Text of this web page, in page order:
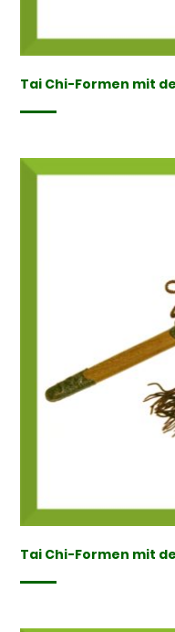
Tai Chi-Formen mit
Tai Chi-Formen mit